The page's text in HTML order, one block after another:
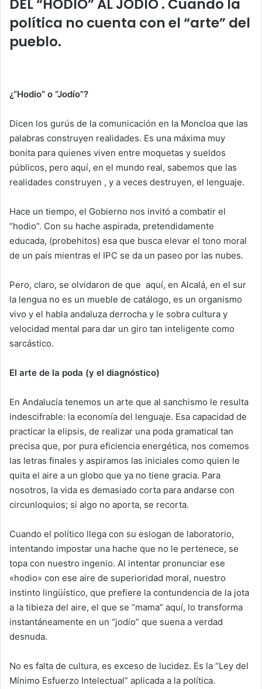
A
p
b
o
dI
ar
DEL “HODIO” AL JODÍO . Cuando la
política no cuenta con el “arte” del
pueblo.
¿“Hodio” o “Jodío”?
Dicen los gurús de la comunicación en la Moncloa que las
palabras construyen realidades. Es una máxima muy
bonita para quienes viven entre moquetas y sueldos
públicos, pero aquí, en el mundo real, sabemos que las
realidades construyen , y a veces destruyen, el lenguaje.
Hace un tiempo, el Gobierno nos invitó a combatir el
“hodio”. Con su hache aspirada, pretendidamente
educada, (probehitos) esa que busca elevar el tono moral
de un país mientras el IPC se da un paseo por las nubes.
Pero, claro, se olvidaron de que aquí, en Alcalá, en el sur
la lengua no es un mueble de catálogo, es un organismo
vivo y el habla andaluza derrocha y le sobra cultura y
velocidad mental para dar un giro tan inteligente como
sarcástico.
El arte de la poda (y el diagnóstico)
En Andalucía tenemos un arte que al sanchismo le resulta
indescifrable: la economía del lenguaje. Esa capacidad de
practicar la elipsis, de realizar una poda gramatical tan
precisa que, por pura eficiencia energética, nos comemos
las letras finales y aspiramos las iniciales como quien le
quita el aire a un globo que ya no tiene gracia. Para
nosotros, la vida es demasiado corta para andarse con
circunloquios; si algo no aporta, se recorta.
Cuando el político llega con su eslogan de laboratorio,
intentando impostar una hache que no le pertenece, se
topa con nuestro ingenio. Al intentar pronunciar ese
«hodio» con ese aire de superioridad moral, nuestro
instinto lingüístico, que prefiere la contundencia de la jota
a la tibieza del aire, el que se “mama” aquí, lo transforma
instantáneamente en un “jodío” que suena a verdad
desnuda.
No es falta de cultura, es exceso de lucidez. Es la “Ley del
Mínimo Esfuerzo Intelectual” aplicada a la política.